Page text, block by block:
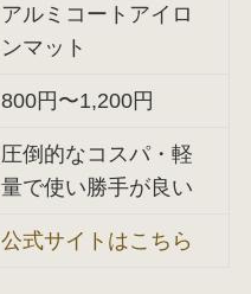
アルミコートアイロ
ンマット
800円〜1,200円
圧倒的なコスパ・軽
量で使い勝手が良い
公式サイトはこちら